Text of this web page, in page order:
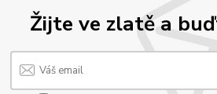
Žijte ve zlatě a